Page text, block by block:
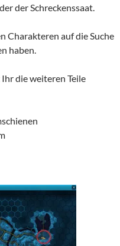
der Schreckenssaat.
Charakteren auf die Suche
haben.
die weiteren Teile